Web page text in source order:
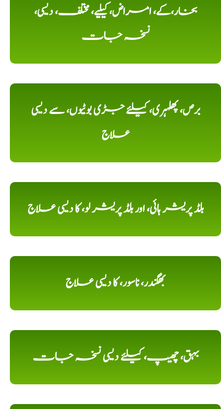
بخار،کے، امراض، کیلیے، مختلف، دیسی،
نسخہ جات
برص، پھلہری، کیلئے جڑی بوٹیوں، سے دیسی
علاج
بلڈ پریشر ہائی، اور بلڈ پریشر لو، کا دیسی علاج
بھگندر، ناسور، کا دیسی علاج
بہق، چھیپ، کیلئے دیسی نسخہ جات